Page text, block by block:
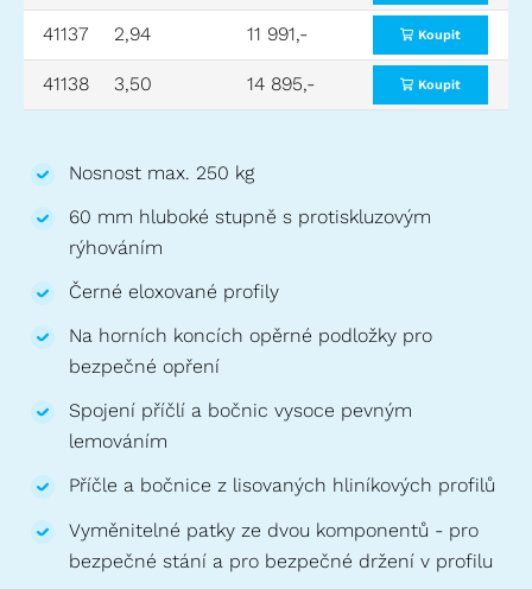
41137 2,94 3,70
11 991,- Koupit
41138 3,50 4,25
14 895,- Koupit
Nosnost max. 250 kg
60 mm hluboké stupně s protiskluzovým
rýhováním
Černé eloxované profily
Na horních koncích opěrné podložky pro
bezpečné opření
Spojení příčlí a bočnic vysoce pevným
lemováním
Příčle a bočnice z lisovaných hliníkových profilů
Vyměnitelné patky ze dvou komponentů - pro
bezpečné stání a pro bezpečné držení v profilu